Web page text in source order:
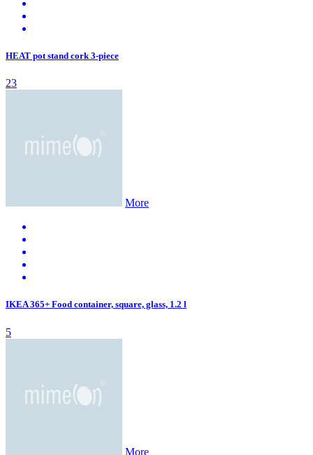
HEAT pot stand cork 3-piece
23
More
IKEA 365+ Food container, square, glass, 1.2 l
5
More